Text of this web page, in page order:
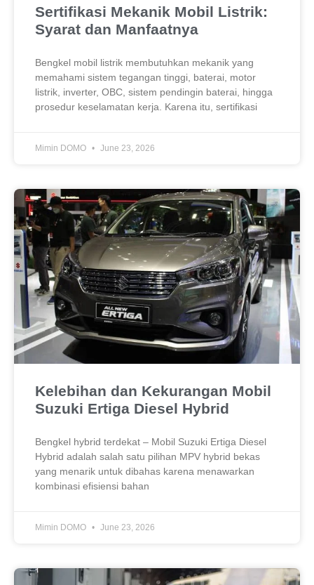
Sertifikasi Mekanik Mobil Listrik:
Syarat dan Manfaatnya
Bengkel mobil listrik membutuhkan mekanik yang
memahami sistem tegangan tinggi, baterai, motor
listrik, inverter, OBC, sistem pendingin baterai, hingga
prosedur keselamatan kerja. Karena itu, sertifikasi
Mimin DOMO June 23, 2026
Kelebihan dan Kekurangan Mobil
Suzuki Ertiga Diesel Hybrid
Bengkel hybrid terdekat – Mobil Suzuki Ertiga Diesel
Hybrid adalah salah satu pilihan MPV hybrid bekas
yang menarik untuk dibahas karena menawarkan
kombinasi efisiensi bahan
Mimin DOMO June 23, 2026